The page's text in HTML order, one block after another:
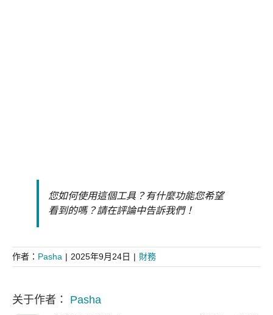
您如何使用這個工具？有什麼功能您希望
看到的嗎？請在評論中告訴我們！
作者： Pasha | 2025年9月24日 | 財務
关于作者： Pasha